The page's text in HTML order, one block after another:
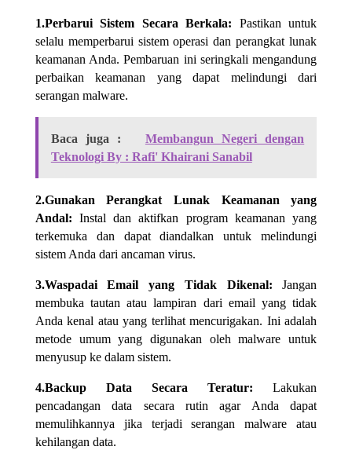
1.Perbarui Sistem Secara Berkala: Pastikan untuk
selalu memperbarui sistem operasi dan perangkat lunak
keamanan Anda. Pembaruan ini seringkali mengandung
perbaikan keamanan yang dapat melindungi dari
serangan malware.
Baca juga :
Membangun Negeri dengan
Teknologi By : Rafi' Khairani Sanabil
2.Gunakan Perangkat Lunak Keamanan yang
Andal: Instal dan aktifkan program keamanan yang
terkemuka dan dapat diandalkan untuk melindungi
sistem Anda dari ancaman virus.
3.Waspadai Email yang Tidak Dikenal: Jangan
membuka tautan atau lampiran dari email yang tidak
Anda kenal atau yang terlihat mencurigakan. Ini adalah
metode umum yang digunakan oleh malware untuk
menyusup ke dalam sistem.
4.Backup Data Secara Teratur: Lakukan
pencadangan data secara rutin agar Anda dapat
memulihkannya jika terjadi serangan malware atau
kehilangan data.